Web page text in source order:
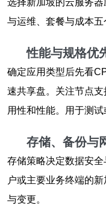
选择新加坡的云服务
与运维、套餐与成本
性能与规格优
确定应用类型后先看
速共享盘。关注节点
用性和性能。用于测
存储、备份与
存储策略决定数据安
户或主要业务终端的
与变更。